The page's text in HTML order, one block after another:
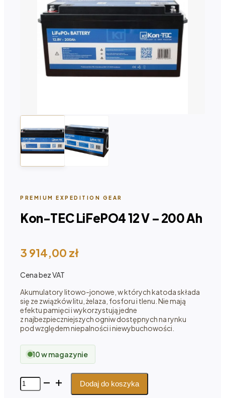
PREMIUM EXPEDITION GEAR
Kon-TEC LiFePO4 12 V – 200 Ah
3 914,00 zł
Cena bez VAT
Akumulatory litowo-jonowe, w których katoda składa
się ze związków litu, żelaza, fosforu i tlenu. Nie mają
efektu pamięci i wykorzystują jedne
z najbezpieczniejszych ogniw dostępnych na rynku
pod względem niepalności i niewybuchowości.
10 w magazynie
ilość
Kon-
Dodaj do koszyka